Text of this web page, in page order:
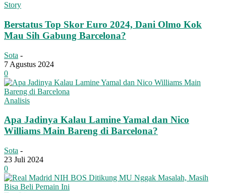
Story
Berstatus Top Skor Euro 2024, Dani Olmo Kok
Mau Sih Gabung Barcelona?
Sota -
7 Agustus 2024
0
Analisis
Apa Jadinya Kalau Lamine Yamal dan Nico
Williams Main Bareng di Barcelona?
Sota -
23 Juli 2024
0